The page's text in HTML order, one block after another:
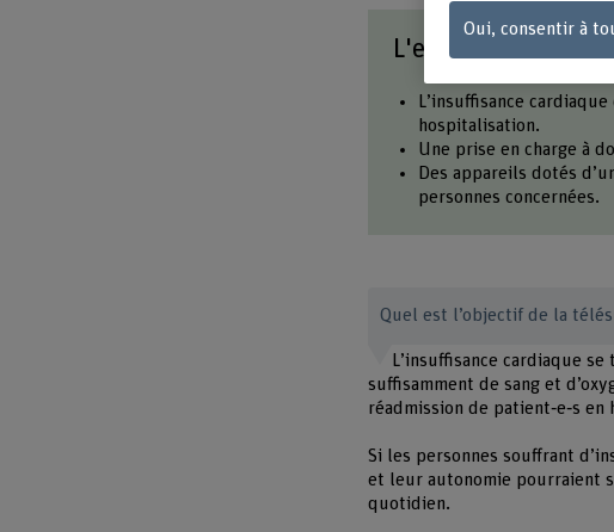
L'essentiel en bref
L’insuffisance
hospitalisation.
Une prise en charge à
Des appareils dotés
personnes concernées.
Quel est l’objectif de la
L’insuffisance cardiaque
suffisamment de sang et
réadmission de patient‑e‑s en
Si les personnes souffrant
et leur autonomie pourraient
quotidien.
Oui, consentir à